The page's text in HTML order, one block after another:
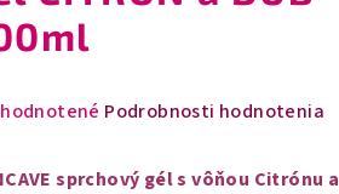
Podrobnosti hodnotenia
sprchový gél s vôňou Citrónu a